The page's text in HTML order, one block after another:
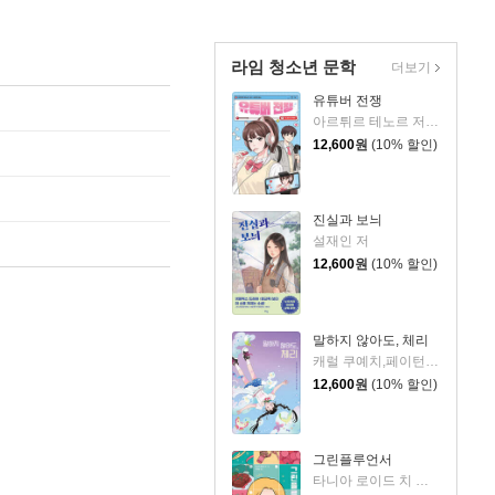
라임 청소년 문학
유튜버 전쟁
아르튀르 테노르 저/김자연 역
12,600원 (10% 할인)
진실과 보늬
설재인 저
12,600원 (10% 할인)
말하지 않아도, 체리
12,600원 (10% 할인)
그린플루언서
더보기